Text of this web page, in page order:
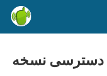
دسترسی نسخه